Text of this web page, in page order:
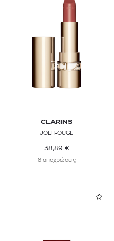
CLARINS
JOLI ROUGE
38,89 €
8 αποχρώσεις